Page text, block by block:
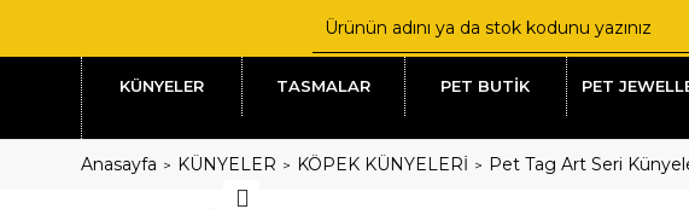
KÜNYELER TASMALAR PET BUTİK PET
Anasayfa KÜNYELER KÖPEK KÜNYELERİ Pet Tag Art Seri